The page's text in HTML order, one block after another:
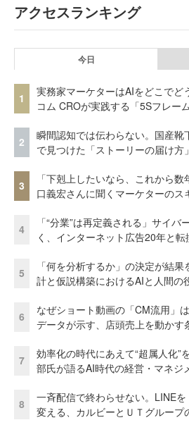
アクセスランキング
今日
1
実務家マーケターはAIをどこでど
コム CROが実践する「5Sフレー
2
瞬間認知では伝わらない。国産
で見つけた「ストーリーの届け方」
3
「下剋上したいなら、これから
口義宏さんに聞くマーケターのス
4
「“分業”は再定義される」サイ
く、インターネット広告20年と転
5
「何を分析するか」の決定が結
計と仮説構築におけるAIと人間の
6
なぜショート動画の「CM流用」
データが示す、店頭売上を動かす
7
効率化の時代にあえて“超属人化
部氏が語るAI時代の経営・マネジ
8
一斉配信で終わらせない。LINE
変える、カルビーとＵＴグループ